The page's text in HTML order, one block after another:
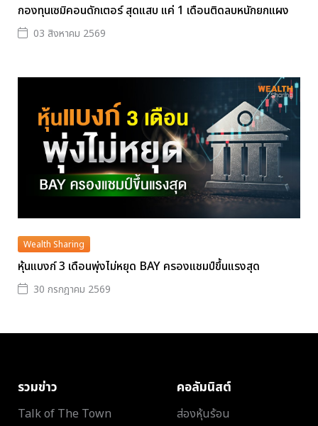
กองทุนเซมิคอนดักเตอร์ สุดแสบ แค่ 1 เดือนติดลบหนักยกแผง
03 สิงหาคม 2569
Wealth Sharing
หุ้นแบงก์ 3 เดือนพุ่งไม่หยุด BAY ครองแชมป์ขึ้นแรงสุด
30 กรกฎาคม 2569
รวมข่าว
Talk of The Town
คอลัมนิสต์
ส่องหุ้นร้อน